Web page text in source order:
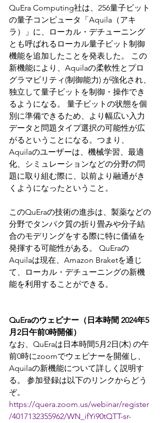
QuEra Computing社は、256量子ビット
の量子コンピュータ「Aquila（アキ
ラ）」に、ローカル・デチューニング
とも呼ばれるローカル量子ビット制御
機能を追加したことを発表した。 この
新機能により、Aquilaの柔軟性とプロ
グラマビリティ(制御能力) が強化され、
独立して量子ビットを制御・操作でき
るようになる。 量子ビットの状態を個
別に準備できるため、より幅広い入力
データと問題タイプ選択の可能性が広
がるということになる。つまり、
Aquilaのユーザーは、機械学習、最適
化、シミュレーションなどの分野の問
題に取り組む際に、以前より融通がき
くようになったということ。
このQuEraの技術の進歩は、製薬などの
分野でタンパク質の折り畳みや分子結
合のモデリングをする際に特に価値を
発揮する可能性がある。 QuEraの
Aquilaは現在、Amazon Braketを通じ
て、ローカル・デチューニングの新機
能を利用することができる。
QuEraのウェビナー（日本時間 2024年5
月2日午前0時開催）
なお、QuEraは日本時間5月2日(木) の午
前0時にzoomでウェビナーを開催し、
Aquilaの新機能について詳しく説明す
る。 参加登録は以下のリンクからどう
ぞ。
https://quera.zoom.us/webinar/register
/4017132355962/WN_ifYi90tQTT-sr-